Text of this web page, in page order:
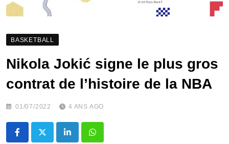
BASKETBALL
Nikola Jokić signe le plus gros
contrat de l’histoire de la NBA
01/07/2022 4 ANS AGO
LinkedInWhatsapp